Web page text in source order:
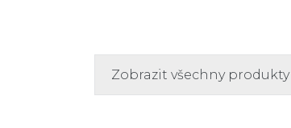
Zobrazit všechny produkty